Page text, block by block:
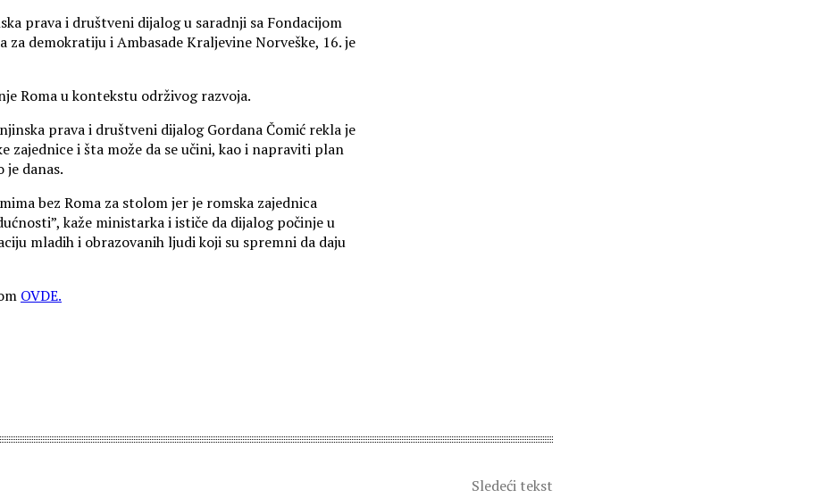
prava i društveni dijalog u saradnji sa Fondacijom
demokratiju i Ambasade Kraljevine Norveške, 16. je
Roma u kontekstu održivog razvoja.
prava i društveni dijalog Gordana Čomić rekla je
zajednice i šta može da se učini, kao i napraviti plan
danas.
bez Roma za stolom jer je romska zajednica
kaže ministarka i ističe da dijalog počinje u
mladih i obrazovanih ljudi koji su spremni da daju
OVDE.
Sledeći tekst